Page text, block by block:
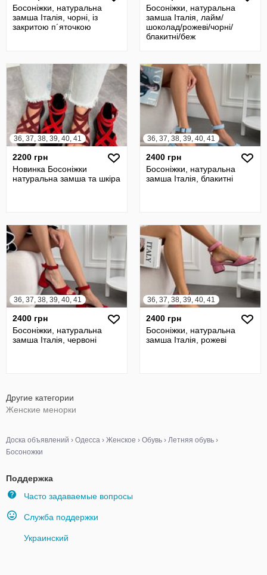
Босоніжки, натуральна
замша Італія, чорні, із
закритою п´яточкою
Босоніжки, натуральна
замша Італія, лайм/
шоколад/рожеві/чорні/
блакитні/беж
36, 37, 38, 39, 40, 41
2200 грн
Новинка Босоніжки
натуральна замша та шкіра
36, 37, 38, 39, 40, 41
2400 грн
Босоніжки, натуральна
замша Італія, блакитні
36, 37, 38, 39, 40, 41
2400 грн
Босоніжки, натуральна
замша Італія, червоні
36, 37, 38, 39, 40, 41
2400 грн
Босоніжки, натуральна
замша Італія, рожеві
Другие категории
Женские менорки
Доска объявлений › Одесса › Женское › Обувь › Летняя обувь ›
Босоножки
Поддержка
Часто задаваемые вопросы
Служба поддержки
Украинский